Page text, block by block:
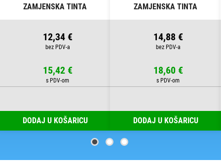
ZAMJENSKA TINTA
12,34 €
15,42 €
DODAJ U KOŠARICU
ZAMJENSKA TINTA
14,88 €
18,60 €
DODAJ U KOŠARICU